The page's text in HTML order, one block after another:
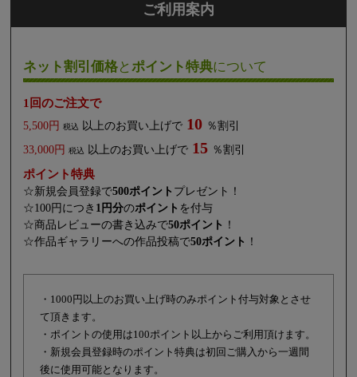
ご利用案内
ネット割引価格と ポイント特典について
1回のご注文で
5,500円 税込 以上のお買い上げで 10 ％割引
33,000円
税込 以上のお買い上げで 15 ％割引
ポイント特典
☆新規会員登録で500ポイント プレゼント！
☆100円につき 1円分のポイント を付与
☆商品レビューの書き込みで50ポイント ！
☆作品ギャラリーへの作品投稿で50ポイント ！
・1000円以上のお買い上げ時のみポイント付与対象とさせ
て頂きます。
・ポイントの使用は100ポイント以上からご利用頂けます。
・新規会員登録時のポイント特典は初回ご購入から一週間
後に使用可能となります。